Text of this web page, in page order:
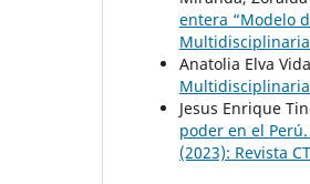
entera “Modelo
Multidisciplinaria
Anatolia Elva
Multidisciplinaria
Jesus Enrique
poder en el
(2023): Revista